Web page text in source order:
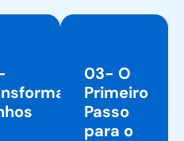
03- O
Primeiro
Passo
para o